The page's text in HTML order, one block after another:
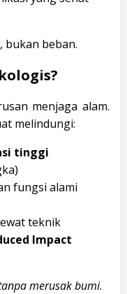
bukan beban.
menjaga alam.
melindungi:
tinggi
fungsi alami
teknik
Impact
merusak bumi.